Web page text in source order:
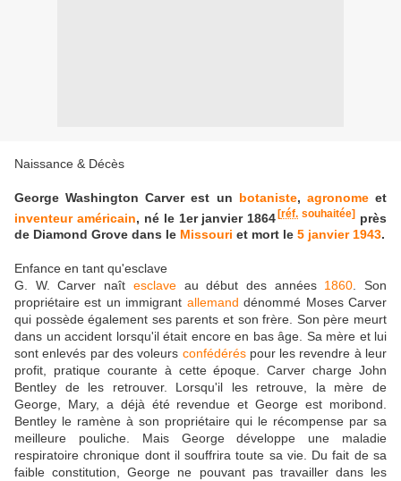
Naissance & Décès
George Washington Carverest un botaniste, agronomeet
inventeur américain, né le 1er janvier 1864[réf. souhaitée] près
de Diamond Grove dans le Missouri et mort le 5 janvier 1943.
Enfance en tant qu'esclave
G. W. Carver naît esclaveau début des années 1860 . Son
propriétaire est un immigrant allemand dénommé Moses Carver
qui possède également ses parents et son frère. Son père meurt
dans un accident lorsqu'il était encore en bas âge. Sa mère et lui
sont enlevés par des voleurs confédéréspour les revendre à leur
profit, pratique courante à cette époque. Carver charge John
Bentley de les retrouver. Lorsqu'il les retrouve, la mère de
George, Mary, a déjà été revendue et George est moribond.
Bentley le ramène à son propriétaire qui le récompense par sa
meilleure pouliche. Mais George développe une maladie
respiratoire chronique dont il souffrira toute sa vie. Du fait de sa
faible constitution, George ne pouvant pas travailler dans les